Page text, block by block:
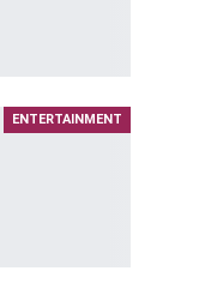
ENTERTAINMENT